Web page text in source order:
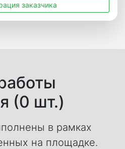
заказчика
(0 шт.)
в рамках
на площадке.